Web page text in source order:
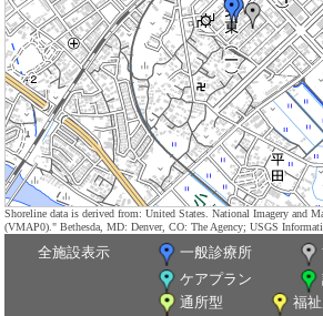
Shoreline data is derived from: United States. National Imagery and
(VMAP0)." Bethesda, MD: Denver, CO: The Agency; USGS
全施設表示 一般診療所
ケアプラン
通所型
福